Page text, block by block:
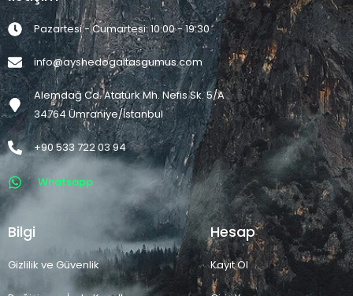
Pazartesi - Cumartesi: 10:00 - 19:30
info@ayshedogaltasgumus.com
Alemdağ Cd. Atatürk Mh. Nefis Sk. 5/A
34764 Ümraniye/İstanbul
+90 533 722 03 94
Whatsapp
Bilgi
Gizlilik ve Güvenlik
Hesap
Kayıt Ol